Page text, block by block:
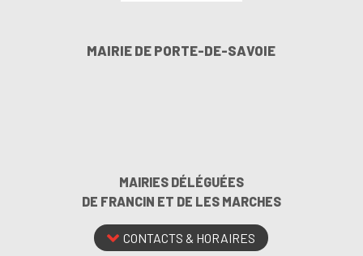
MAIRIE DE PORTE-DE-SAVOIE
MAIRIES DÉLÉGUÉES
DE FRANCIN ET DE LES MARCHES
CONTACTS & HORAIRES